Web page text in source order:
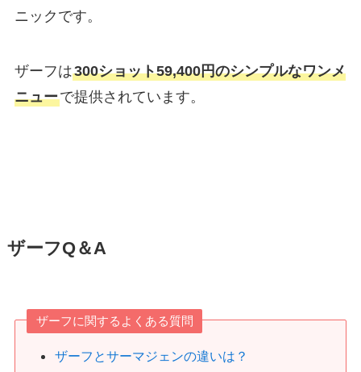
ニックです。
ザーフは300ショット59,400円のシンプルなワンメ
ニューで提供されています。
ザーフQ＆A
ザーフに関するよくある質問
ザーフとサーマジェンの違いは？